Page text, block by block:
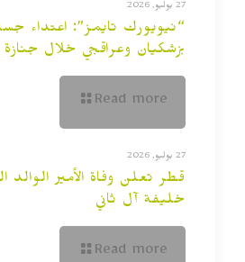
27 يوليو, 2026
“نيويورك تايمز”: اعتداء
بزشكيان وعراقجي خلال
Read more
27 يوليو, 2026
قطر تعلن وفاة الأمير الوالد
خليفة آل ثاني
Read more